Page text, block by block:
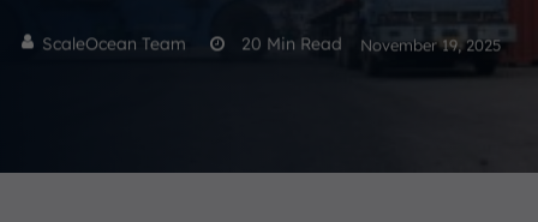
ScaleOcean Team 20 Min Read November 19, 2025